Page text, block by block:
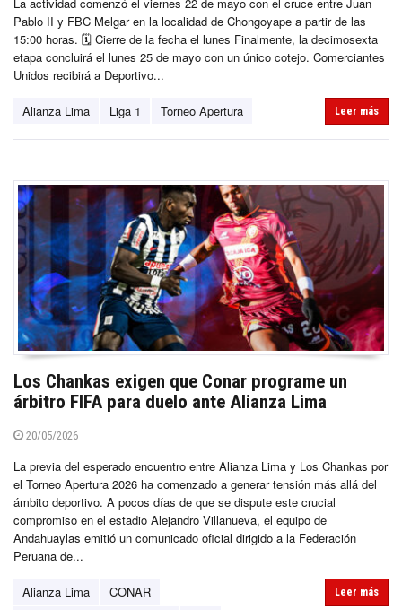
Pablo II y FBC Melgar en la localidad de Chongoyape a partir de las
15:00 horas. 🗓️ Cierre de la fecha el lunes Finalmente, la decimosexta
etapa concluirá el lunes 25 de mayo con un único cotejo. Comerciantes
Unidos recibirá a Deportivo...
Alianza Lima Liga 1 Torneo Apertura Leer más
Los Chankas exigen que Conar programe un
árbitro FIFA para duelo ante Alianza Lima
20/05/2026
La previa del esperado encuentro entre Alianza Lima y Los Chankas por
el Torneo Apertura 2026 ha comenzado a generar tensión más allá del
ámbito deportivo. A pocos días de que se dispute este crucial
compromiso en el estadio Alejandro Villanueva, el equipo de
Andahuaylas emitió un comunicado oficial dirigido a la Federación
Peruana de...
Alianza Lima
CONAR
Leer más